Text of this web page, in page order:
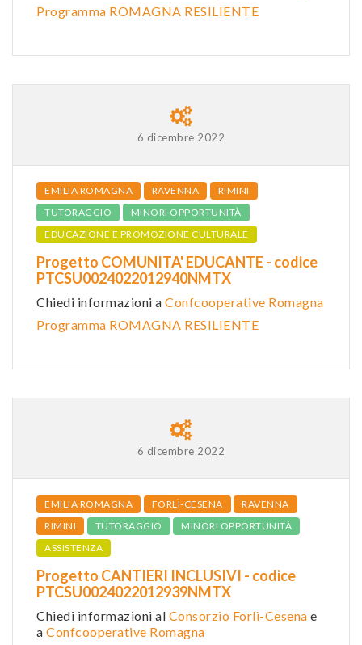
Programma ROMAGNA RESILIENTE
6 dicembre 2022
EMILIA ROMAGNA RAVENNA
RIMINI
TUTORAGGIO
MINORI OPPORTUNITÀ
EDUCAZIONE E PROMOZIONE CULTURALE
Progetto COMUNITA' EDUCANTE - codice
PTCSU0024022012940NMTX
Chiedi informazioni a Confcooperative Romagna
Programma ROMAGNA RESILIENTE
6 dicembre 2022
EMILIA ROMAGNA FORLÌ-CESENA
RAVENNA
RIMINI
TUTORAGGIO
MINORI OPPORTUNITÀ
ASSISTENZA
Progetto CANTIERI INCLUSIVI - codice
PTCSU0024022012939NMTX
Chiedi informazioni al Consorzio Forlì-Cesena e
a Confcooperative Romagna